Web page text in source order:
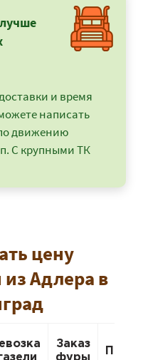
и время
написать
движению
С крупными ТК
цену
из Адлера в
Заказ
фуры